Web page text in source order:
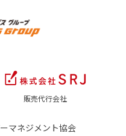
販売代行会社
マネジメント協会